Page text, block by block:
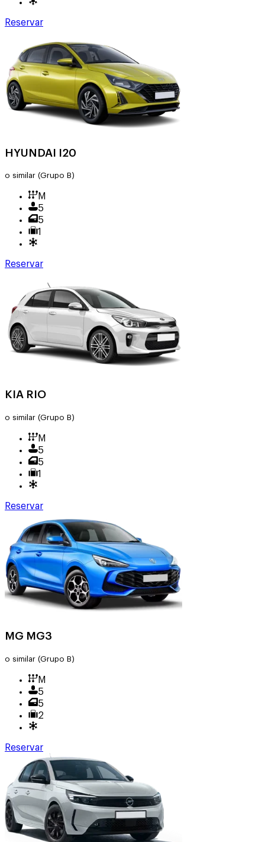
Reservar
HYUNDAI I20
o similar (Grupo B)
M
5
5
1
Reservar
KIA RIO
o similar (Grupo B)
M
5
5
1
Reservar
MG MG3
o similar (Grupo B)
M
5
5
2
Reservar